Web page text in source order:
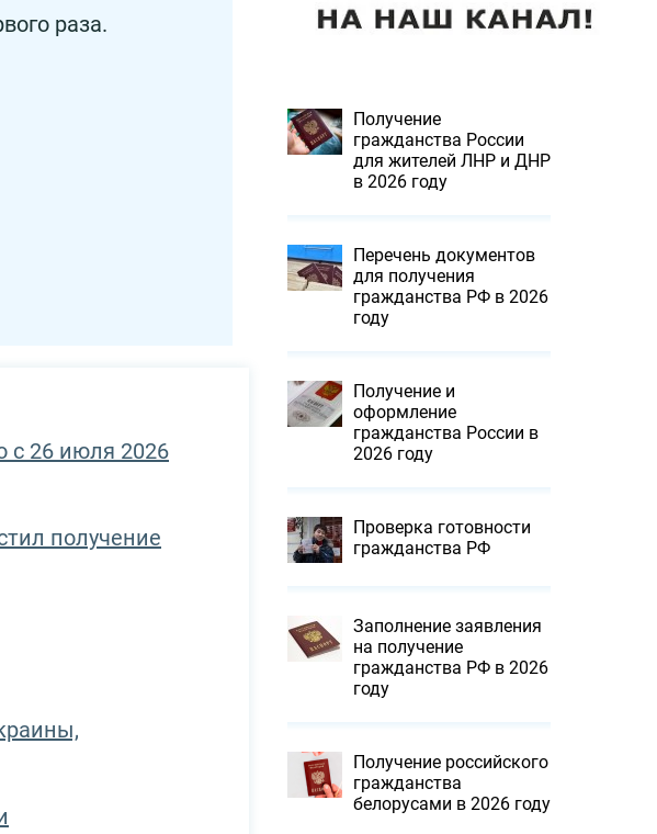
раза.
с 26 июля 2026
получение
Получение
гражданства России
для жителей ЛНР и ДНР
в 2026 году
Перечень документов
для получения
гражданства РФ в 2026
году
Получение и
оформление
гражданства России в
2026 году
Проверка готовности
гражданства РФ
Заполнение заявления
на получение
гражданства РФ в 2026
году
Получение российского
гражданства
белорусами в 2026 году